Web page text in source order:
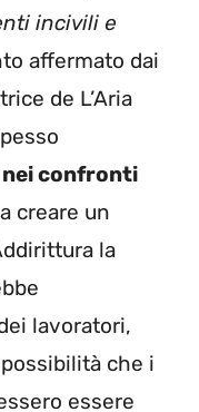
incivili e
affermato dai
de L’Aria
confronti
creare un
la
lavoratori,
che i
essere